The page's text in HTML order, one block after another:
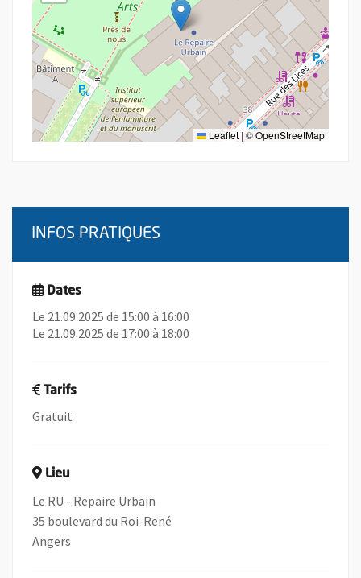
Leaflet |©OpenStreetMap
INFOS PRATIQUES
Dates
Le 21.09.2025 de 15:00 à 16:00
Le 21.09.2025 de 17:00 à 18:00
Tarifs
Gratuit
Lieu
Le RU - Repaire Urbain
35 boulevard du Roi-René
Angers